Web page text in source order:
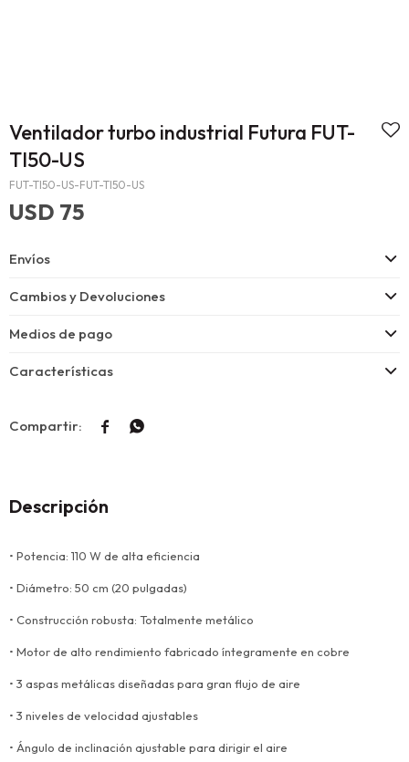
Ventilador turbo industrial Futura FUT-
TI50-US
FUT-TI50-US-FUT-TI50-US
USD 75
Envíos
Cambios y Devoluciones
Medios de pago
Características
 
Descripción
• Potencia: 110 W de alta eficiencia
• Diámetro: 50 cm (20 pulgadas)
• Construcción robusta: Totalmente metálico
• Motor de alto rendimiento fabricado íntegramente en cobre
• 3 aspas metálicas diseñadas para gran flujo de aire
• 3 niveles de velocidad ajustables
• Ángulo de inclinación ajustable para dirigir el aire